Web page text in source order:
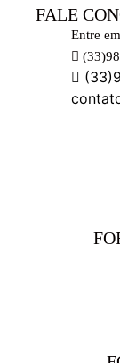
FALE
Entre